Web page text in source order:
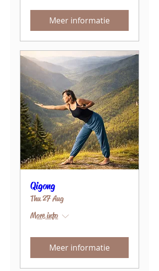
Meer informatie
Qigong
Thu 27 Aug
More info
Meer informatie